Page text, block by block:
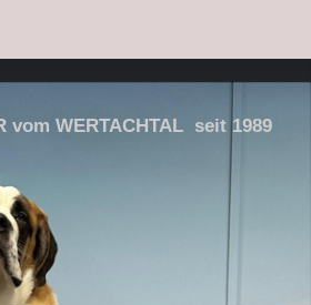
vom WERTACHTAL seit 1989